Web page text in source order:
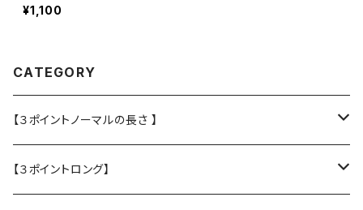
¥1,100
CATEGORY
【３ポイントノーマルの長さ 】
・L大型犬用★Police Lead
【３ポイントロング】